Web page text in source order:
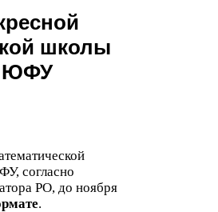
школы
ЮФУ
, согласно
РО, до ноября
.